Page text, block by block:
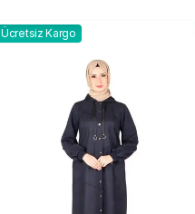
Ücretsiz Kargo